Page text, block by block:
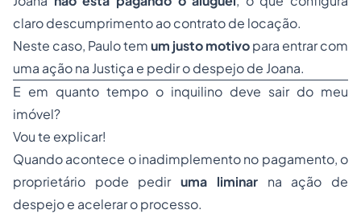
claro descumprimento ao contrato de locação.
Neste caso, Paulo temum justo motivopara entrar com
uma ação na Justiça e pedir o despejo de Joana.
E em quanto tempo o inquilino deve sair do meu
imóvel?
Vou te explicar!
Quando acontece o inadimplemento no pagamento, o
proprietário pode pediruma liminarna ação de
despejo e acelerar o processo.